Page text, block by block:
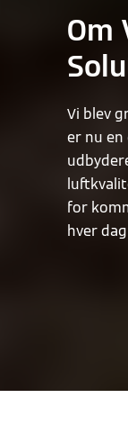
Om
Vi blev
er nu en
for
hver